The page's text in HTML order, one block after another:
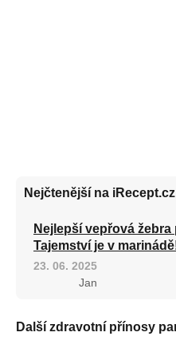
Nejčtenější na iRecept.cz
Nejlepší vepřová
Tajemství je v
23. 06. 2025
Jan
Další zdravotní přínosy